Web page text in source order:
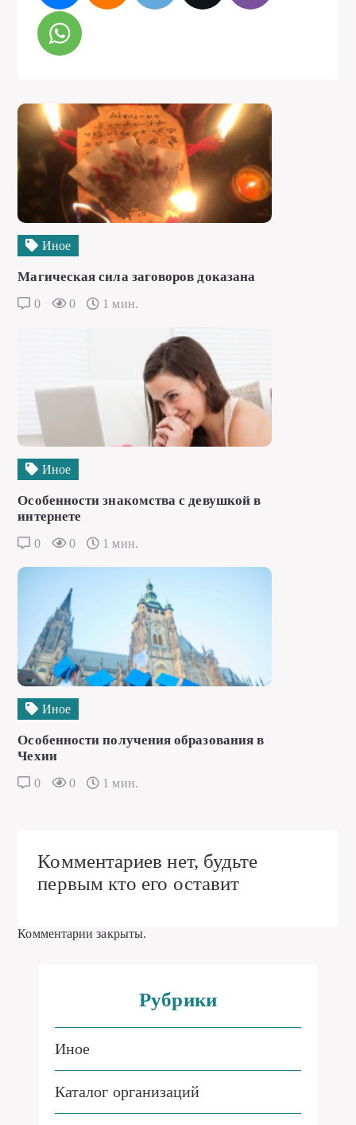
Иное
Магическая сила заговоров доказана
0 0 1 мин.
Иное
Особенности знакомства с девушкой в
интернете
0 0 1 мин.
Иное
Особенности получения образования в
Чехии
0 0 1 мин.
Комментариев нет, будьте
первым кто его оставит
Комментарии закрыты.
Рубрики
Иное
Каталог организаций